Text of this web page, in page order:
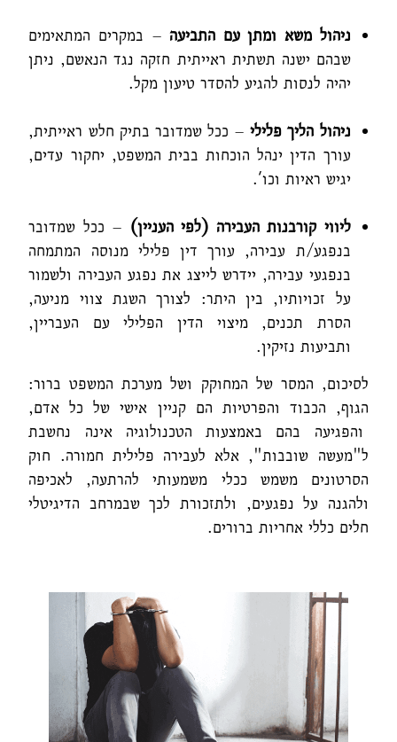
ניהול משא ומתן עם התביעה – במקרים המתאימים
שבהם ישנה תשתית ראייתית חזקה נגד הנאשם, ניתן
יהיה לנסות להגיע להסדר טיעון מקל.
ניהול הליך פלילי– ככל שמדובר בתיק חלש ראייתית,
עורך הדין ינהל הוכחות בבית המשפט, יחקור עדים,
יגיש ראיות וכו'.
ליווי קורבנות העבירה (לפי העניין) – ככל שמדובר
בנפגע/ת עבירה, עורך דין פלילי מנוסה המתמחה
בנפגעי עבירה, יידרש לייצג את נפגע העבירה ולשמור
על זכויותיו, בין היתר: לצורך השגת צווי מניעה,
הסרת תכנים, מיצוי הדין הפלילי עם העבריין,
ותביעות נזיקין.
לסיכום, המסר של המחוקק ושל מערכת המשפט ברור:
הגוף, הכבוד והפרטיות הם קניין אישי של כל אדם,
והפגיעה בהם באמצעות הטכנולוגיה אינה נחשבת
ל"מעשה שובבות", אלא לעבירה פלילית חמורה. חוק
הסרטונים משמש ככלי משמעותי להרתעה, לאכיפה
ולהגנה על נפגעים, ולתזכורת לכך שבמרחב הדיגיטלי
חלים כללי אחריות ברורים.